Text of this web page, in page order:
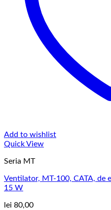
Add to wishlist
Quick View
Seria MT
Ventilator, MT-100, CATA, de
15 W
lei 80,00